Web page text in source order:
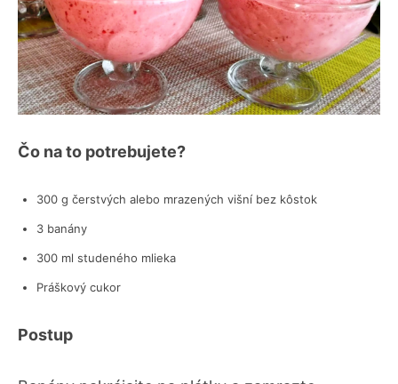
Čo na to potrebujete?
300 g čerstvých alebo mrazených višní bez kôstok
3 banány
300 ml studeného mlieka
Práškový cukor
Postup